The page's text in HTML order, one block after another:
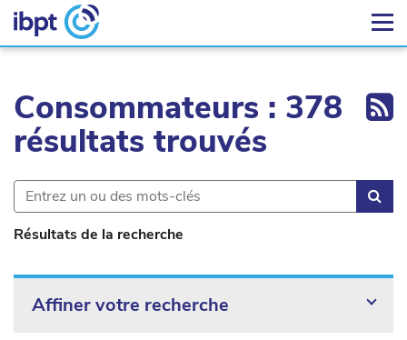
Consommateurs : 378
résultats trouvés
Résultats de la recherche
Affiner votre recherche